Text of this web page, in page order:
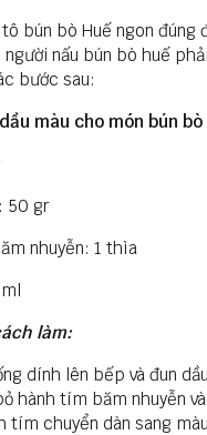
bún bò Huế ngon đúng
nấu bún bò huế
bước sau:
màu cho món bún bò
50 gr
nhuyễn: 1 thìa
làm:
dính lên bếp và đun
hành tím băm nhuyễn
tím chuyển dàn sang